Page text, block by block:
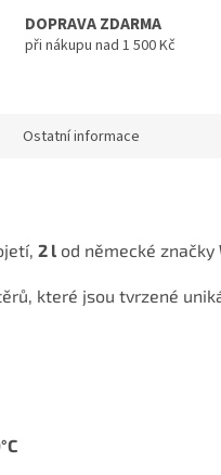
DOPRAVA ZDARMA
při nákupu nad 1 500 Kč
Ostatní informace
2 l od německé značky
které jsou tvrzené